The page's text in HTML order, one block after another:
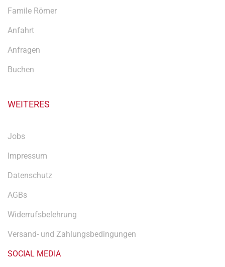
Famile Römer
Anfahrt
Anfragen
Buchen
WEITERES
Jobs
Impressum
Datenschutz
AGBs
Widerrufsbelehrung
Versand- und Zahlungsbedingungen
SOCIAL MEDIA